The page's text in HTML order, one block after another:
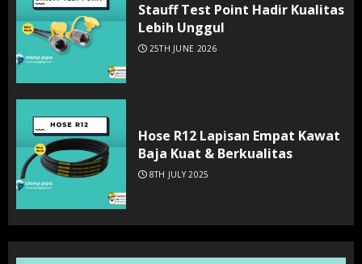
Stauff Test Point Hadir Kualitas
Lebih Unggul
25TH JUNE 2026
Hose R12 Lapisan Empat Kawat
Baja Kuat & Berkualitas
8TH JULY 2025